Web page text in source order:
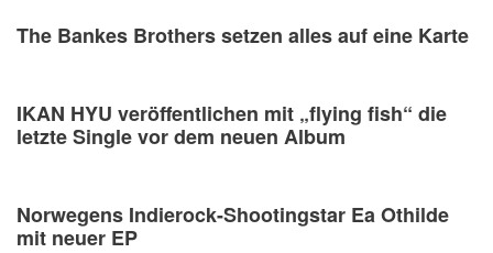
The Bankes Brothers setzen alles auf eine Karte
IKAN HYU veröffentlichen mit „flying fish“ die
letzte Single vor dem neuen Album
Norwegens Indierock-Shootingstar Ea Othilde
mit neuer EP